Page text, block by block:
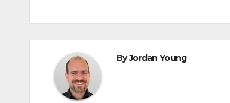
ByJordan Young